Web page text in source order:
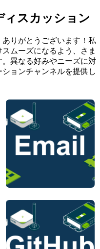
ィスカッション
りがとうございます！私
ムーズになるよう、さま
異なる好みやニーズに対
ョンチャンネルを提供し